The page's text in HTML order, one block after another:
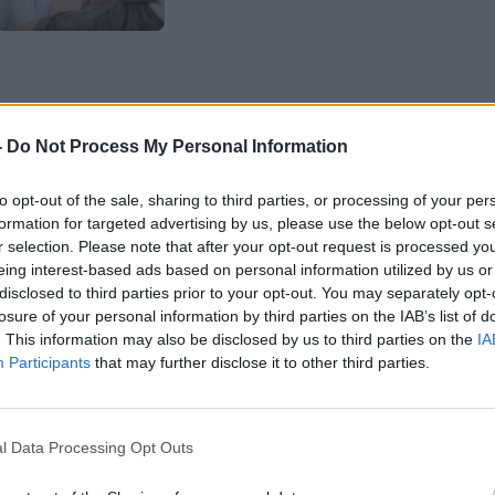
Do Not Process My Personal Information
opt-out of the sale, sharing to third parties, or processing of your
for targeted advertising by us, please use the below opt-out
selection. Please note that after your opt-out request is processed
interest-based ads based on personal information utilized by us
to third parties prior to your opt-out. You may separately
of your personal information by third parties on the IAB’s list of
This information may also be disclosed by us to third parties on the
Participants that may further disclose it to other third parties.
Data Processing Opt Outs
μεταξύ
επιστημονικών στοιχείων
του έχειαντίκτυποστηνκαλή
των ηλικιωμένων.
που δημοσιεύθηκε πολύ
Experimental Gerontology, έδειξε
δεν κοιμούνται αρκετά και όσα